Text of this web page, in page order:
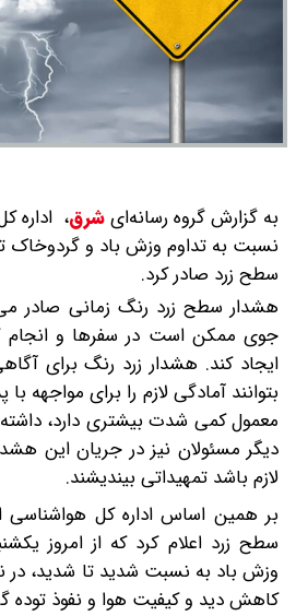
به گزارش گروه رسانه‌ایشرق، اداره
نسبت به تداوم وزش باد و گردوخاک
سطح زرد صادر کرد.
هشدار سطح زرد رنگ زمانی صادر
جوی ممکن است در سفرها و انجام
ایجاد کند. هشدار زرد رنگ برای
بتوانند آمادگی لازم را برای مواجهه
معمول کمی شدت بیشتری دارد،
دیگر مسئولان نیز در جریان این
لازم باشد تمهیداتی بیندیشند.
بر همین اساس اداره کل
وزش باد به نسبت شدید تا شدید،
کاهش دید و کیفیت هوا و نفوذ توده